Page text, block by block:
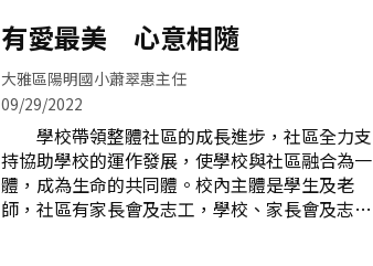
歸正常教學，學生
平時與學生進行課輔的溫馨畫面。 現年78歲
的張織雲老師於民國88年退休後，一直擔任育英
國中教育志工隊志工，23年來已輔導約50名的學
生，逾2000小時的付出。平時協助資源生與特殊
生的生活、課業及心理輔導，是大家最喜歡、最
慈祥的愛心媽媽。 織雲老師擔任課輔志工
時，發現學生與師長的代溝隨時代進步變得日益
嚴重，情緒控管更是青春期孩子的重要課題，她
試著用靜思語來引導學生，學生都能入心，表現
有愛最美 心意相隨
大雅區陽明國小蕭翠惠主任
09/29/2022
學校帶領整體社區的成長進步，社區全力支
持協助學校的運作發展，使學校與社區融合為一
體，成為生命的共同體。校內主體是學生及老
師，社區有家長會及志工，學校、家長會及志工